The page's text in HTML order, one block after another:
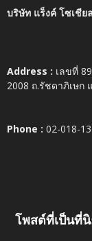
บริษัท แร็งค์ โซเชีย
Address : เลขที่
2008 ถ.รัชดาภิเษก
Phone : 02-018-
โพสต์ที่เป็นที่